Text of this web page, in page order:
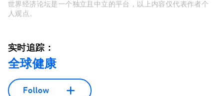
世界经济论坛是一个独立且中立的平台，以上内容仅代表作者个
人观点。
实时追踪：
全球健康
Follow